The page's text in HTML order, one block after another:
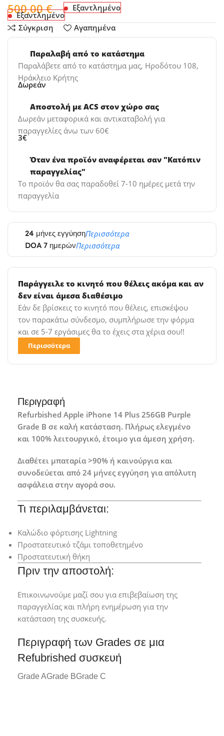
500,00€ Εξαντλημένο
Εξαντλημένο
Σύγκριση
Αγαπημένα
Παραλαβή από το κατάστημα
Παραλάβετε από το κατάστημα μας, Ηροδότου 108,
Ηράκλειο Κρήτης
Δωρεάν
Αποστολή με ACS στον χώρο σας
Δωρεάν μεταφορικά και αντικαταβολή για
παραγγελίες άνω των 60€
3€
Όταν ένα προϊόν αναφέρεται σαν "Κατόπιν
παραγγελίας"
Το προϊόν θα σας παραδοθεί 7-10 ημέρες μετά την
παραγγελία
24 μήνες εγγύησηΠερισσότερα
DOA 7 ημερώνΠερισσότερα
Παράγγειλε το κινητό που θέλεις ακόμα και αν
δεν είναι άμεσα διαθέσιμο
Εάν δε βρίσκεις το κινητό που θέλεις, επισκέψου
τον παρακάτω σύνδεσμο, συμπλήρωσε την φόρμα
και σε 5-7 εργάσιμες θα το έχεις στα χέρια σου!!
Περισσότερα
Περιγραφή
Refurbished Apple iPhone 14 Plus 256GB Purple
Grade B σε καλή κατάσταση. Πλήρως ελεγμένο
και 100% λειτουργικό, έτοιμο για άμεση χρήση.
Διαθέτει μπαταρία >90% ή καινούργια και
συνοδεύεται από 24 μήνες εγγύηση για απόλυτη
ασφάλεια στην αγορά σου.
Τι περιλαμβάνεται:
Καλώδιο φόρτισης Lightning
Προστατευτικό τζάμι τοποθετημένο
Προστατευτική θήκη
Πριν την αποστολή:
Επικοινωνούμε μαζί σου για επιβεβαίωση της
παραγγελίας και πλήρη ενημέρωση για την
κατάσταση της συσκευής.
Περιγραφή των Grades σε μια
Refubrished συσκευή
Grade AGrade BGrade C